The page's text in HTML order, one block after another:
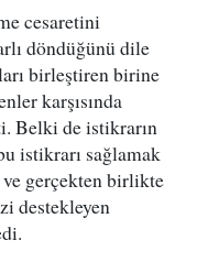
cesaretini
döndüğünü dile
birleştiren birine
karşısında
Belki de istikrarın
istikrarı sağlamak
gerçekten birlikte
destekleyen